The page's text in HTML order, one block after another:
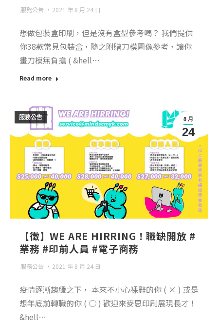
服務公告 2021 年 8 月 24 日
想做包裝盒印刷，但是沒有盒型參考嗎？ 我們提供
你38款常見包裝盒，隨之附贈刀模圖像參考，讓你
畫刀模無負擔 ( &hell…
Read more
8 月
24
服務公告
【徵】WE ARE HIRRING！職缺開放 #
業務 #印前人員 #電子商務
服務公告 2021 年 8 月 24 日
疫情逐漸趨緩之下， 本來不小心裸辭的你 ( × ) 或是
想年底前轉職的你 ( ○ ) 歡迎來麥思印刷展現長才！
&hell…